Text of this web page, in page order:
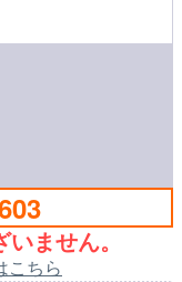
ません。
こちら